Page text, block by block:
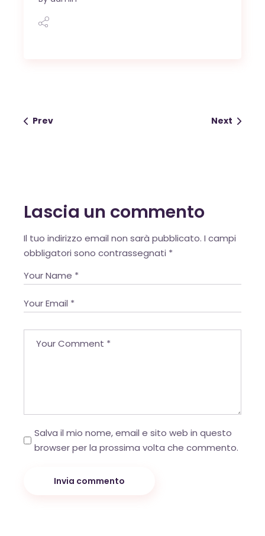
Prev Next
Lascia un commento
Il tuo indirizzo email non sarà pubblicato. I campi
obbligatori sono contrassegnati *
Salva il mio nome, email e sito web in questo
browser per la prossima volta che commento.
Invia commento